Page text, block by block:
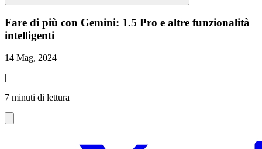
Fare di più con Gemini: 1.5 Pro e altre funzionalità
intelligenti
14 Mag, 2024
|
7 minuti di lettura